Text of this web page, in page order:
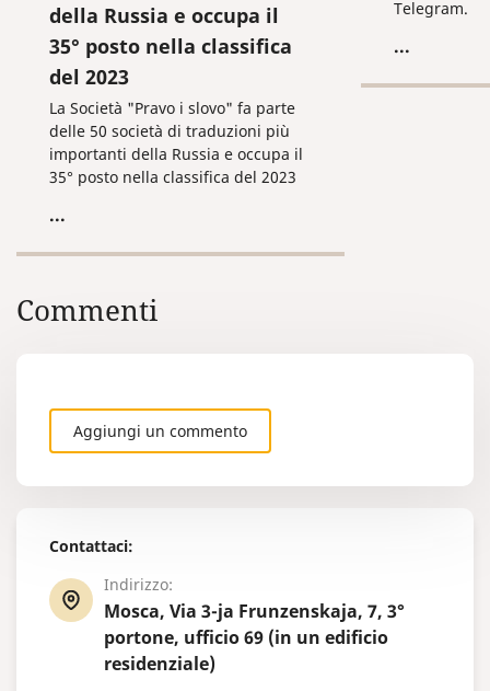
Contattaci:
Indirizzo:
Mosca, Via 3-ja Frunzenskaja, 7, 3°
portone, ufficio 69 (in un edificio
residenziale)
della Russia e occupa il
35° posto nella classifica
del 2023
La Società "Pravo i slovo" fa parte
delle 50 società di traduzioni più
importanti della Russia e occupa il
35° posto nella classifica del 2023
...
Telegram.
...
Commenti
Aggiungi un commento